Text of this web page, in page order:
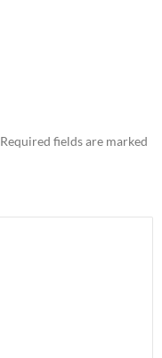
Required fields are marked